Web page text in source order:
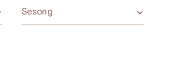
Sesong